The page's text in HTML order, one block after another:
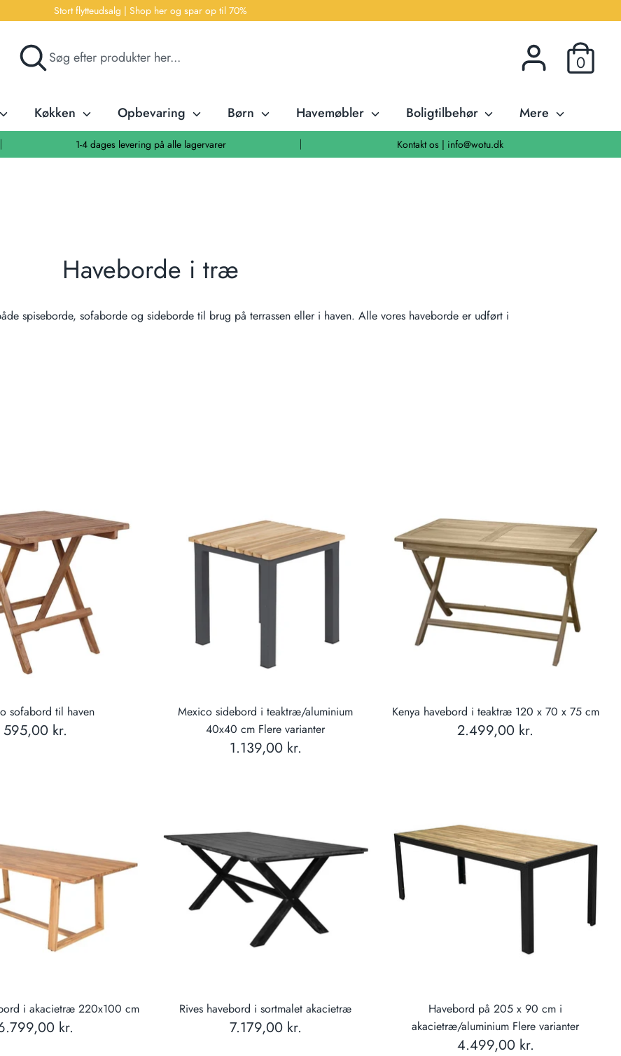
Stort flytteudsalg | Shop her og spar op til 70%
Søg
Søg
efter
0
Køkken Opbevaring Børn Havemøbler Boligtilbehør Mere
1-4 dages levering på alle lagervarer Kontakt os | info@wotu.dk
Haveborde i træ
spiseborde, sofaborde og sideborde til brug på terrassen eller i haven. Alle vores haveborde er udført i
sofabord til haven
595,00 kr.
Mexico sidebord i teaktræ/aluminium
40x40 cm Flere varianter
1.139,00 kr.
Kenya havebord i teaktræ 120 x 70 x 75 cm
2.499,00 kr.
i akacietræ 220x100 cm
kr.
Rives havebord i sortmalet akacietræ
7.179,00 kr.
Havebord på 205 x 90 cm i
akacietræ/aluminium Flere varianter
4.499,00 kr.